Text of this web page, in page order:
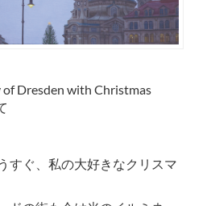
of Dresden with Christmas
すぐ、私の大好きなクリスマ